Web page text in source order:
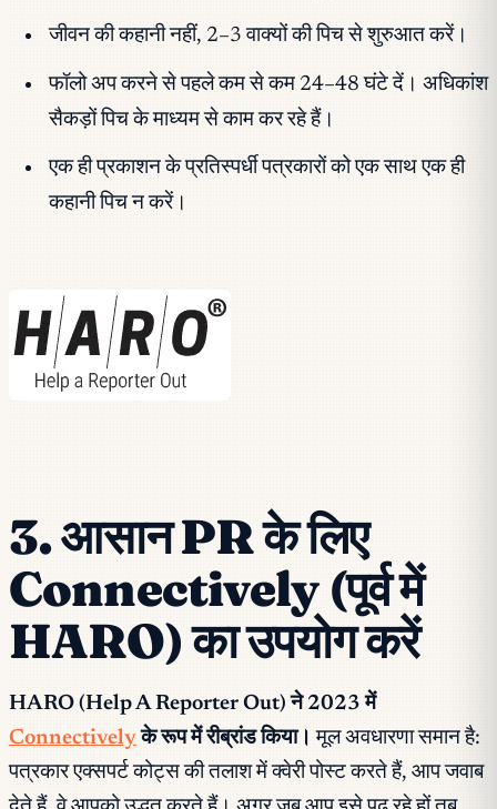
जीवन की कहानी नहीं, 2–3 वाक्यों की पिच से शुरुआत करें।
फॉलो अप करने से पहले कम से कम 24–48 घंटे दें। अधिकांश
सैकड़ों पिच के माध्यम से काम कर रहे हैं।
एक ही प्रकाशन के प्रतिस्पर्धी पत्रकारों को एक साथ एक ही
कहानी पिच न करें।
3. आसान PR के लिए
Connectively (पूर्व में
HARO) का उपयोग करें
HARO (Help A Reporter Out) ने 2023 में
Connectivelyके रूप में रीब्रांड किया। मूल अवधारणा समान है:
पत्रकार एक्सपर्ट कोट्स की तलाश में क्वेरी पोस्ट करते हैं, आप जवाब